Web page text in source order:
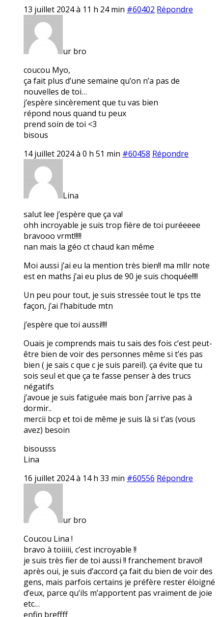
13 juillet 2024 à 11 h 24 min #60402 Répondre
ur bro
coucou Myo,
ça fait plus d’une semaine qu’on n’a pas de
nouvelles de toi…
j’espère sincèrement que tu vas bien
répond nous quand tu peux
prend soin de toi <3
bisous
14 juillet 2024 à 0 h 51 min #60458 Répondre
Lina
salut lee j’espère que ça va!
ohh incroyable je suis trop fière de toi puréeeee
bravooo vrmt!!!!!
nan mais la géo ct chaud kan même
Moi aussi j’ai eu la mention très bien!! ma mllr note
est en maths j’ai eu plus de 90 je suis choquée!!!!
Un peu pour tout, je suis stressée tout le tps tte
façon, j’ai l’habitude mtn
j’espère que toi aussi!!!!
Ouais je comprends mais tu sais des fois c’est peut-
être bien de voir des personnes même si t’es pas
bien ( je sais c que c je suis pareil). ça évite que tu
sois seul et que ça te fasse penser à des trucs
négatifs
j’avoue je suis fatiguée mais bon j’arrive pas à
dormir..
mercii bcp et toi de même je suis là si t’as (vous
avez) besoin
bisousss
Lina
16 juillet 2024 à 14 h 33 min #60556 Répondre
ur bro
Coucou Lina !
bravo à toiiiii, c’est incroyable !!
je suis très fier de toi aussi !! franchement bravo!!
après oui, je suis d’accord ça fait du bien de voir des
gens, mais parfois certains je préfère rester éloigné
d’eux, parce qu’ils m’apportent pas vraiment de joie
etc…
enfin breffff